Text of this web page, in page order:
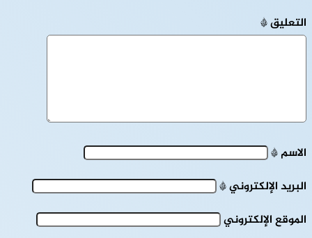
التعليق*
الاسم*
البريد الإلكتروني*
الموقع الإلكتروني